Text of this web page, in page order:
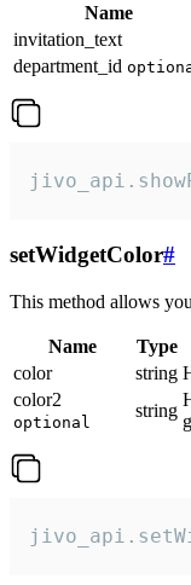
Name
invitation_text
department_id
setWidgetColor#
This method allows
Name Type
color
string
color2
optional
string